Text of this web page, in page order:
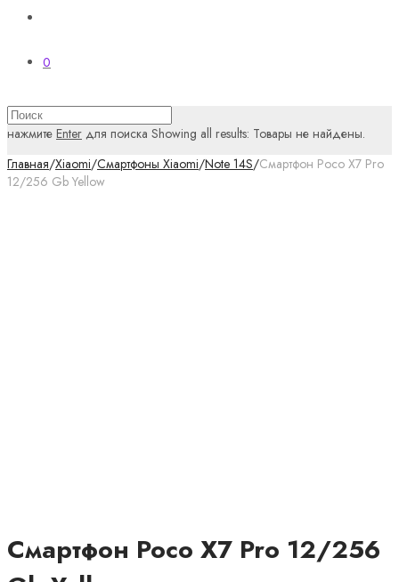
0
нажмите Enter для поиска Showing all results: Товары не найдены.
Главная/Xiaomi/Смартфоны Xiaomi/Note 14S/Смартфон Poco X7 Pro
12/256 Gb Yellow
Смартфон Poco X7 Pro 12/256